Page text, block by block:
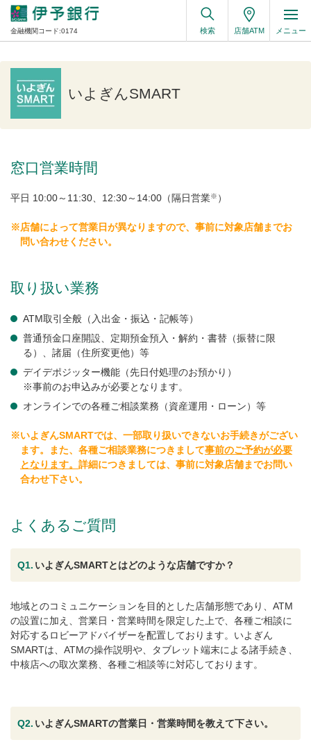
金融機関コード:0174 検索 店舗ATM メニュー
いよぎんSMART
窓口営業時間
平日 10:00～11:30、12:30～14:00（隔日営業※ ）
※店舗によって営業日が異なりますので、事前に対象店舗までお
問い合わせください。
取り扱い業務
ATM取引全般（入出金・振込・記帳等）
普通預金口座開設、定期預金預入・解約・書替（振替に限
る）、諸届（住所変更他）等
デイデポジッター機能（先日付処理のお預かり）
※事前のお申込みが必要となります。
オンラインでの各種ご相談業務（資産運用・ローン）等
※いよぎんSMARTでは、一部取り扱いできないお手続きがござい
ます。また、各種ご相談業務につきまして事前のご予約が必要
となります。 詳細につきましては、事前に対象店舗までお問い
合わせ下さい。
よくあるご質問
Q1. いよぎんSMARTとはどのような店舗ですか？
地域とのコミュニケーションを目的とした店舗形態であり、ATM
の設置に加え、営業日・営業時間を限定した上で、各種ご相談に
対応するロビーアドバイザーを配置しております。いよぎん
SMARTは、ATMの操作説明や、タブレット端末による諸手続き、
中核店への取次業務、各種ご相談等に対応しております。
Q2. いよぎんSMARTの営業日・営業時間を教えて下さい。